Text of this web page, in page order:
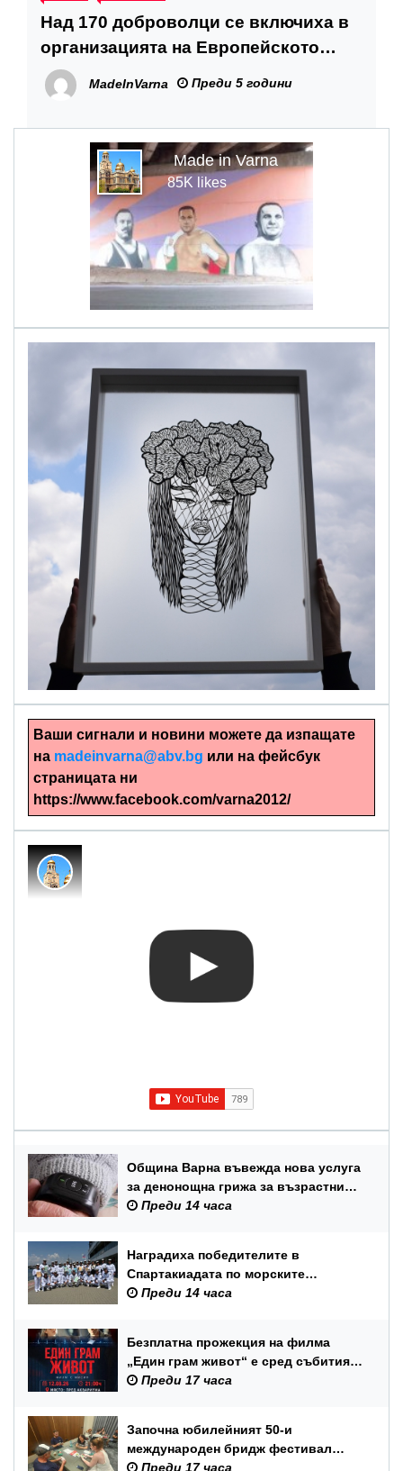
Над 170 доброволци се включиха в
организацията на Европейското
първенство по художествена
гимнастика
MadeInVarna Преди 5 години
Made in Varna
85K likes
Ръчно изрязани картини
Ваши сигнали и новини можете да изпащате
на madeinvarna@abv.bg или на фейсбук
страницата ни
https://www.facebook.com/varna2012/
Община Варна въвежда нова услуга
за денонощна грижа за възрастни
хора и лица с трайни увреждания
Преди 14 часа
Наградиха победителите в
Спартакиадата по морските
спортове на Военноморските сили
Преди 14 часа
Безплатна прожекция на филма
„Един грам живот“ е сред събитията
за Международния ден на младежта
Преди 17 часа
Започна юбилейният 50-и
международен бридж фестивал
„Варна“
Преди 17 часа